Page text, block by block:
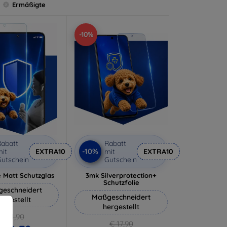
Ermäßigte
EXTRA10
Matt Schutzglas
€ 11,90
-10%
-10%
Rabatt
mit
Gutschein
EXTRA10
3mk Silverprotection+
Schutzfolie
Maßgeschneidert
hergestellt
€ 17,90